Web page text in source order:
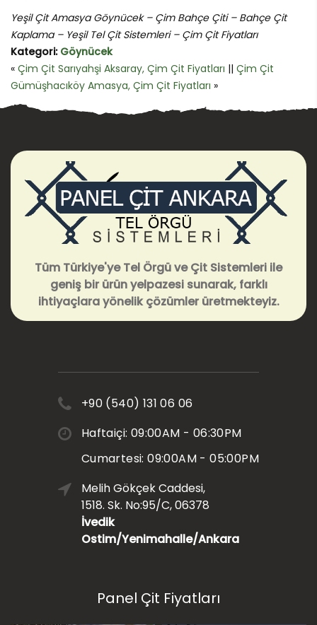
Yeşil Çit Amasya Göynücek – Çim Bahçe Çiti – Bahçe Çit
Kaplama – Yeşil Tel Çit Sistemleri – Çim Çit Fiyatları
Kategori: Göynücek
« Çim Çit Sarıyahşi Aksaray, Çim Çit Fiyatları || Çim Çit
Gümüşhacıköy Amasya, Çim Çit Fiyatları »
Tüm Türkiye'ye Tel Örgü ve Çit Sistemleri ile
geniş bir ürün yelpazesi sunarak, farklı
ihtiyaçlara yönelik çözümler üretmekteyiz.
+90 (540) 131 06 06
Haftaiçi: 09:00AM - 06:30PM
Cumartesi: 09:00AM - 05:00PM
Melih Gökçek Caddesi,
1518. Sk. No:95/C, 06378
İvedik
Ostim/Yenimahalle/Ankara
Panel Çit Fiyatları